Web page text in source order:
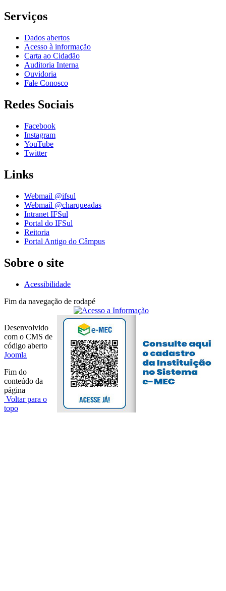
Serviços
Dados abertos
Acesso à informação
Carta ao Cidadão
Auditoria Interna
Ouvidoria
Fale Conosco
Redes Sociais
Facebook
Instagram
YouTube
Twitter
Links
Webmail @ifsul
Webmail @charqueadas
Intranet IFSul
Portal do IFSul
Reitoria
Portal Antigo do Câmpus
Sobre o site
Acessibilidade
Fim da navegação de rodapé
Desenvolvido
com o CMS de
código aberto
Joomla
Fim do
conteúdo da
página
Voltar para o
topo